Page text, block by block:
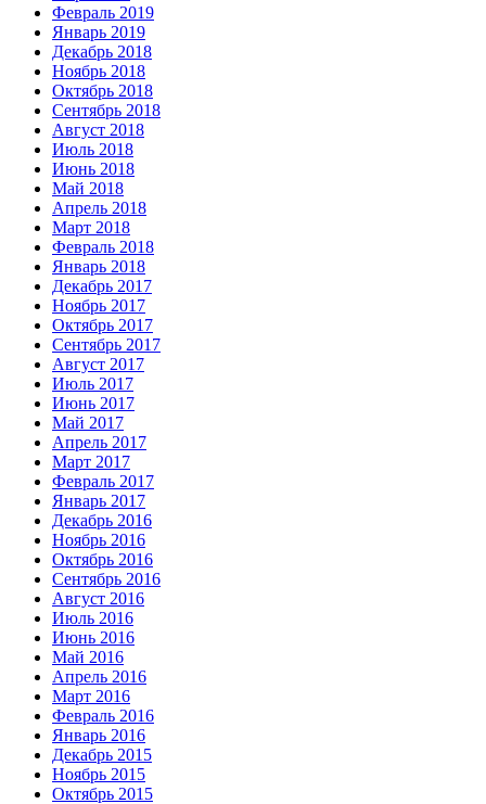
Февраль 2019
Январь 2019
Декабрь 2018
Ноябрь 2018
Октябрь 2018
Сентябрь 2018
Август 2018
Июль 2018
Июнь 2018
Май 2018
Апрель 2018
Март 2018
Февраль 2018
Январь 2018
Декабрь 2017
Ноябрь 2017
Октябрь 2017
Сентябрь 2017
Август 2017
Июль 2017
Июнь 2017
Май 2017
Апрель 2017
Март 2017
Февраль 2017
Январь 2017
Декабрь 2016
Ноябрь 2016
Октябрь 2016
Сентябрь 2016
Август 2016
Июль 2016
Июнь 2016
Май 2016
Апрель 2016
Март 2016
Февраль 2016
Январь 2016
Декабрь 2015
Ноябрь 2015
Октябрь 2015